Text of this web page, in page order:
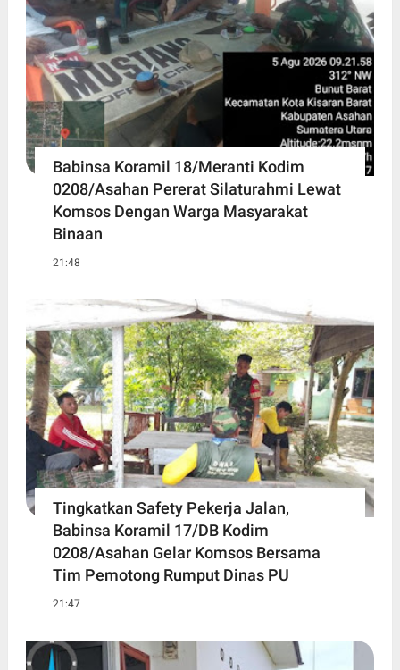
Babinsa Koramil 18/Meranti Kodim
0208/Asahan Pererat Silaturahmi Lewat
Komsos Dengan Warga Masyarakat
Binaan
21:48
Tingkatkan Safety Pekerja Jalan,
Babinsa Koramil 17/DB Kodim
0208/Asahan Gelar Komsos Bersama
Tim Pemotong Rumput Dinas PU
21:47